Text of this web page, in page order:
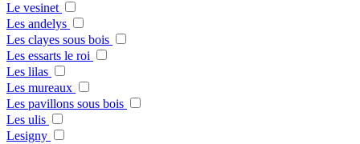
Le vesinet
Les andelys
Les clayes sous bois
Les essarts le roi
Les lilas
Les mureaux
Les pavillons sous bois
Les ulis
Lesigny